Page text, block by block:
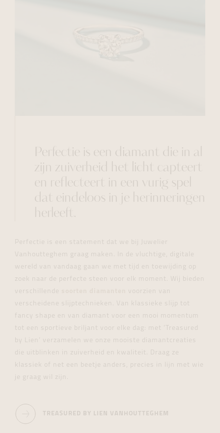
Perfectie is een diamant die in al
zijn zuiverheid het licht capteert
en reflecteert in een vurig spel
dat eindeloos in je herinneringen
herleeft.
Perfectie is een statement dat we bij Juwelier
Vanhoutteghem graag maken. In de vluchtige, digitale
wereld van vandaag gaan we met tijd en toewijding op
zoek naar de perfecte steen voor elk moment. Wij bieden
verschillende
voorzien van
verscheidene slijptechnieken. Van klassieke slijp tot
fancy shape en van diamant voor een mooi momentum
tot een sportieve briljant voor elke dag: met
‘Treasured
by Lien’ verzamelen we onze mooiste diamantcreaties
die uitblinken in zuiverheid en kwaliteit. Draag ze
klassiek of net een beetje anders, precies in lijn met wie
je graag wil zijn.
TREASURED BY LIEN VANHOUTTEGHEM